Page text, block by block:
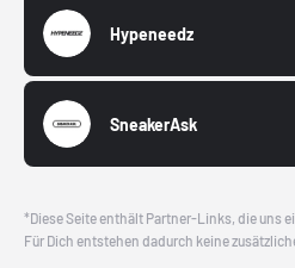
Hypeneedz
SneakerAsk
*Diese Seite enthält Partner-Links, die uns
Für Dich entstehen dadurch keine